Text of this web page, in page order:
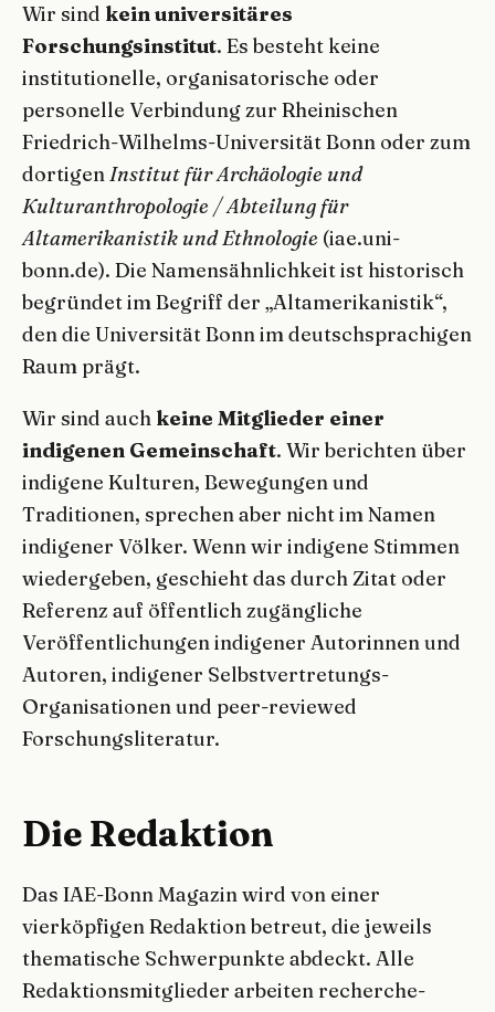
Wir sind kein universitäres
Forschungsinstitut. Es besteht keine
institutionelle, organisatorische oder
personelle Verbindung zur Rheinischen
Friedrich-Wilhelms-Universität Bonn oder zum
dortigenInstitut für Archäologie und
Kulturanthropologie / Abteilung für
Altamerikanistik und Ethnologie (iae.uni-
bonn.de). Die Namensähnlichkeit ist historisch
begründet im Begriff der „Altamerikanistik“,
den die Universität Bonn im deutschsprachigen
Raum prägt.
Wir sind auch keine Mitglieder einer
indigenen Gemeinschaft. Wir berichten über
indigene Kulturen, Bewegungen und
Traditionen, sprechen aber nicht im Namen
indigener Völker. Wenn wir indigene Stimmen
wiedergeben, geschieht das durch Zitat oder
Referenz auf öffentlich zugängliche
Veröffentlichungen indigener Autorinnen und
Autoren, indigener Selbstvertretungs-
Organisationen und peer-reviewed
Forschungsliteratur.
Die Redaktion
Das IAE-Bonn Magazin wird von einer
vierköpfigen Redaktion betreut, die jeweils
thematische Schwerpunkte abdeckt. Alle
Redaktionsmitglieder arbeiten recherche-